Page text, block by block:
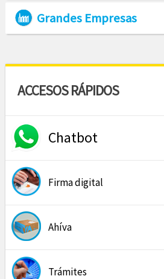
Grandes Empresas
ACCESOS RÁPIDOS
Chatbot
Firma digital
Ahíva
Trámites